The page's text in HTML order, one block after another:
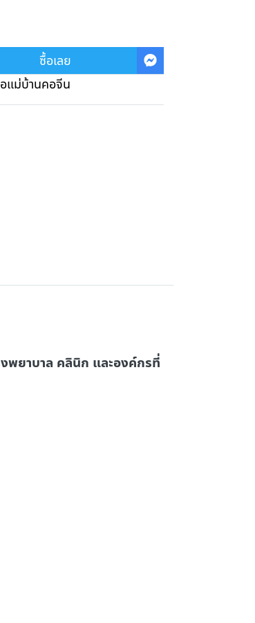
ซื้อเลย
อแม่บ้านคอจีน
งพยาบาล คลินิก และองค์กรที่